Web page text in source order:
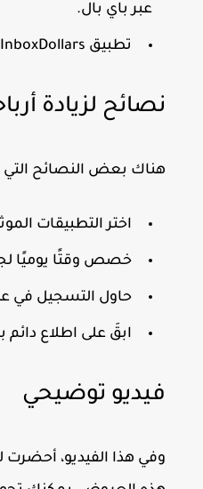
عبر باي بال.
تطبيق InboxDollars:
نصائح لزيادة
هناك بعض النصائح
اختر التطبيقات
خصص وقتًا يوميًا
حاول التسجيل في
ابقَ على اطلاع
فيديو توضيحي
وفي هذا الفيديو،